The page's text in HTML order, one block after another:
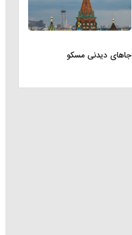
جاهای دیدنی مسکو